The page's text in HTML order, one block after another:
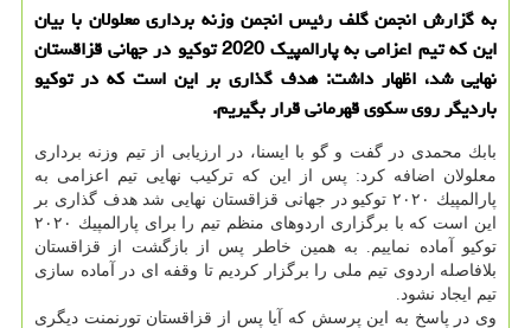
به گزارش انجمن گلف رئیس انجمن وزنه برداری معلولان با بیان
این كه تیم اعزامی به پارالمپیك 2020 توكیو در جهانی قزاقستان
نهایی شد، اظهار داشت: هدف گذاری بر این است كه در توكیو
باردیگر روی سكوی قهرمانی قرار بگیریم.
بابك محمدی در گفت و گو با ایسنا، در ارزیابی از تیم وزنه برداری
معلولان اضافه كرد: پس از این كه تركیب نهایی تیم اعزامی به
پارالمپیك ۲۰۲۰ توكیو در جهانی قزاقستان نهایی شد هدف گذاری بر
این است كه با برگزاری اردوهای منظم تیم را برای پارالمپیك ۲۰۲۰
توكیو آماده نماییم. به همین خاطر پس از بازگشت از قزاقستان
بلافاصله اردوی تیم ملی را برگزار كردیم تا وقفه ای در آماده سازی
تیم ایجاد نشود.
وی در پاسخ به این پرسش كه آیا پس از قزاقستان تورنمنت دیگری